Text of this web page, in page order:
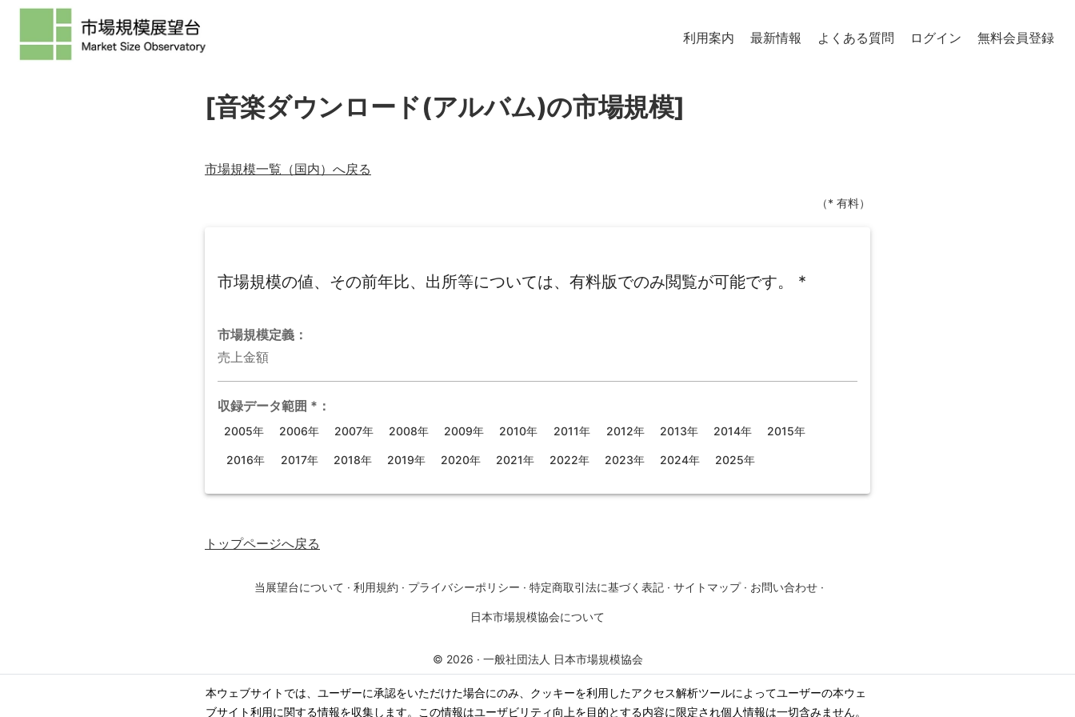
本ウェブサイトでは、ユーザーに承認をいただけた場合にのみ、クッキーを利用したアクセス解析ツールによってユーザーの本ウェ
ブサイト利用に関する情報を収集します。この情報はユーザビリティ向上を目的とする内容に限定され個人情報は一切含みません。
利用案内 最新情報 よくある質問 ログイン 無料会員登録
[音楽ダウンロード(アルバム)の市場規模]
市場規模一覧（国内）へ戻る
（* 有料）
市場規模の値、その前年比、出所等については、有料版でのみ閲覧が可能です。 *
市場規模定義：
売上金額
収録データ範囲 * ：
2005年 2006年 2007年 2008年 2009年 2010年 2011年 2012年 2013年 2014年 2015年
2016年 2017年 2018年 2019年 2020年 2021年 2022年 2023年 2024年 2025年
トップページへ戻る
当展望台について · 利用規約 · プライバシーポリシー · 特定商取引法に基づく表記 · サイトマップ · お問い合わせ ·
日本市場規模協会について
© 2026 · 一般社団法人 日本市場規模協会